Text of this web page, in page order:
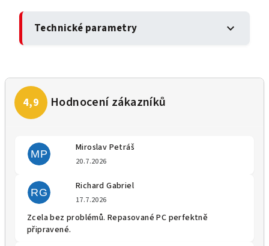
Technické parametry expand_more
MP
Miroslav Petráš
20.7.2026
RG
Richard Gabriel
17.7.2026
Zcela bez problémů. Repasované PC perfektně
připravené.